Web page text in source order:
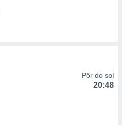
Pôr do sol
20:48